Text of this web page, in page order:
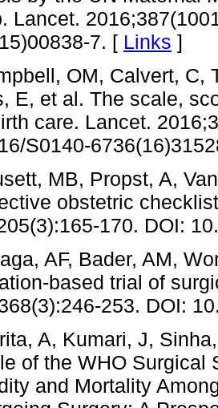
Lancet.
7. [ Links ]
OM, Calvert, C,
E, et al. The scale,
care. Lancet.
S0140-
MB, Propst, A,
obstetric
170. DOI:
AF, Bader, AM,
based trial of
253. DOI:
A, Kumari, J,
of the WHO Surgical
and Mortality